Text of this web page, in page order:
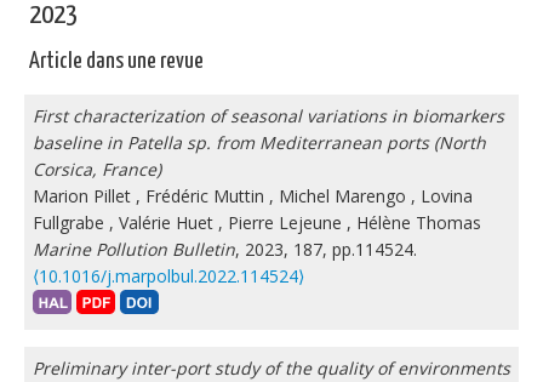
2023
Article dans une revue
First characterization of seasonal variations in biomarkers
baseline in Patella sp. from Mediterranean ports (North
Corsica, France)
Marion Pillet , Frédéric Muttin , Michel Marengo , Lovina
Fullgrabe , Valérie Huet , Pierre Lejeune , Hélène Thomas
Marine Pollution Bulletin, 2023, 187, pp.114524.
⟨10.1016/j.marpolbul.2022.114524⟩
Preliminary inter-port study of the quality of environments